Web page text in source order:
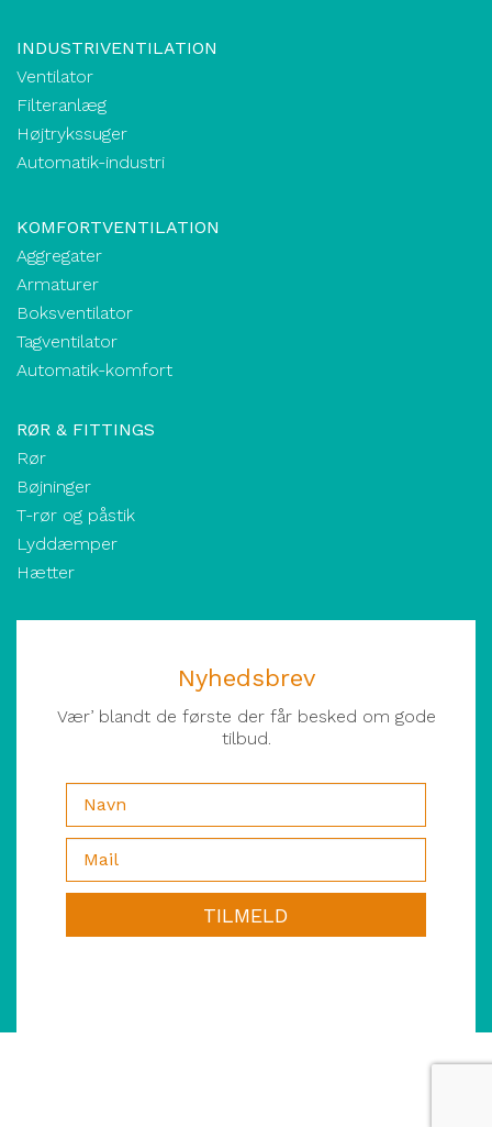
INDUSTRIVENTILATION
Ventilator
Filteranlæg
Højtrykssuger
Automatik-industri
KOMFORTVENTILATION
Aggregater
Armaturer
Boksventilator
Tagventilator
Automatik-komfort
RØR & FITTINGS
Rør
Bøjninger
T-rør og påstik
Lyddæmper
Hætter
Nyhedsbrev
Vær’ blandt de første der får besked om gode
tilbud.
TILMELD